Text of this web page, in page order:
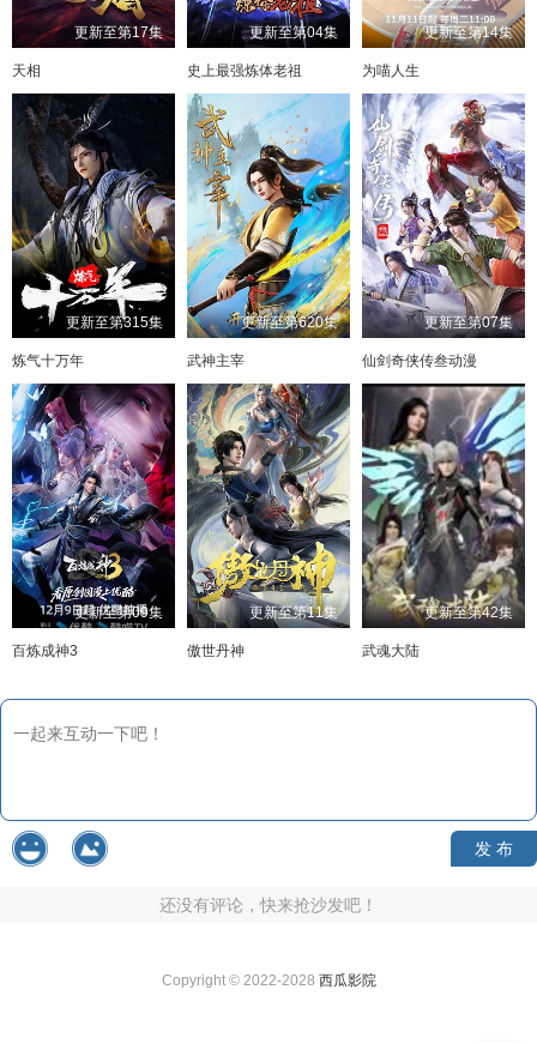
更新至第17集
天相
更新至第04集
史上最强炼体老祖
更新至第14集
为喵人生
更新至第315集
炼气十万年
更新至第620集
武神主宰
更新至第07集
仙剑奇侠传叁动漫
更新至第09集
百炼成神3
更新至第11集
傲世丹神
更新至第42集
武魂大陆
发 布
还没有评论，快来抢沙发吧！
Copyright © 2022-2028 西瓜影院